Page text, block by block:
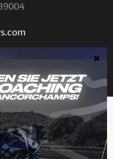
Website, um Ihnen
indem wir uns an
Besuche erinnern.
stimmen Sie der